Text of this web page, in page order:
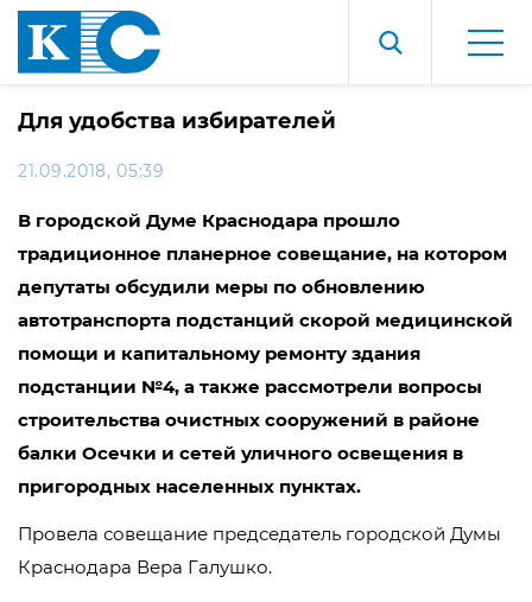
Для удобства избирателей
21.09.2018, 05:39
В городской Думе Краснодара прошло
традиционное планерное совещание, на котором
депутаты обсудили меры по обновлению
автотранспорта подстанций скорой медицинской
помощи и капитальному ремонту здания
подстанции №4, а также рассмотрели вопросы
строительства очистных сооружений в районе
балки Осечки и сетей уличного освещения в
пригородных населенных пунктах.
Провела совещание председатель городской Думы
Краснодара Вера Галушко.